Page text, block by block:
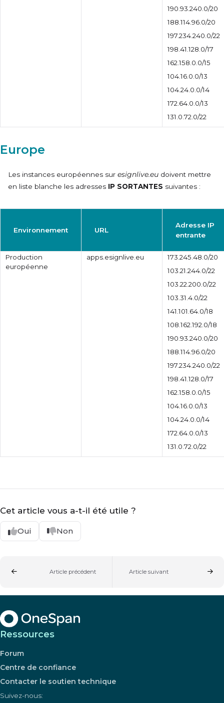
190.93.240.0/20
188.114.96.0/20
197.234.240.0/22
198.41.128.0/17
162.158.0.0/15
104.16.0.0/13
104.24.0.0/14
172.64.0.0/13
131.0.72.0/22
Europe
Les instances européennes sur esignlive.eu doivent mettre
en liste blanche les adresses IP SORTANTES suivantes :
Environnement URL
Adresse IP
entrante
Production
européenne
apps.esignlive.eu
173.245.48.0/20
103.21.244.0/22
103.22.200.0/22
103.31.4.0/22
141.101.64.0/18
108.162.192.0/18
190.93.240.0/20
188.114.96.0/20
197.234.240.0/22
198.41.128.0/17
162.158.0.0/15
104.16.0.0/13
104.24.0.0/14
172.64.0.0/13
131.0.72.0/22
Cet article vous a-t-il été utile ?
Oui Non
Article précédent Article suivant
Ressources
Forum
Centre de confiance
Contacter le soutien technique
Suivez-nous: